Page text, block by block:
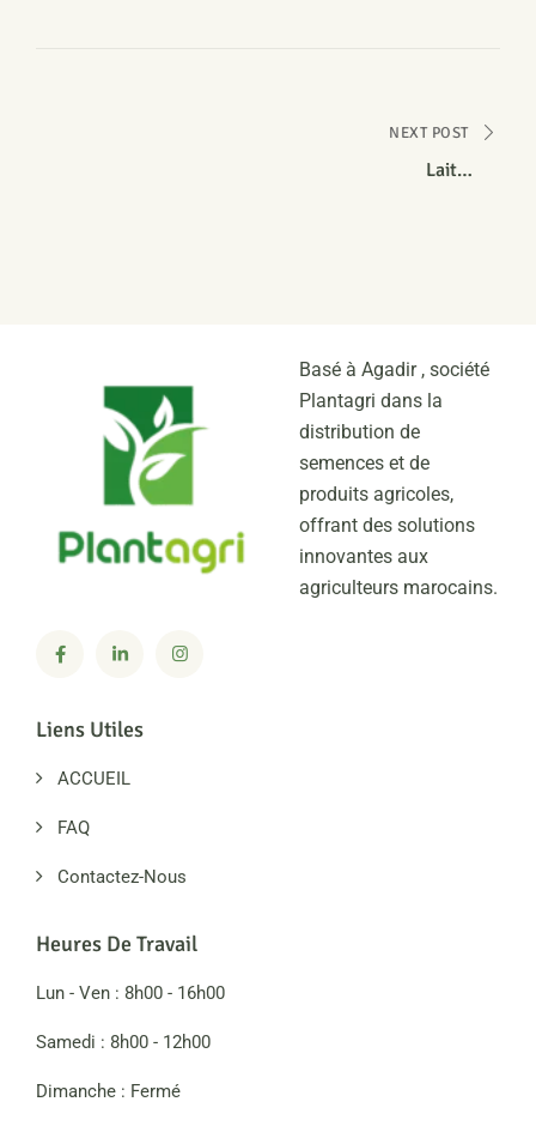
NEXT POST
Laitue
Basé à Agadir , société
Plantagri dans la
distribution de
semences et de
produits agricoles,
offrant des solutions
innovantes aux
agriculteurs marocains.
Liens Utiles
ACCUEIL
FAQ
Contactez-Nous
Heures De Travail
Lun - Ven : 8h00 - 16h00
Samedi : 8h00 - 12h00
Dimanche : Fermé